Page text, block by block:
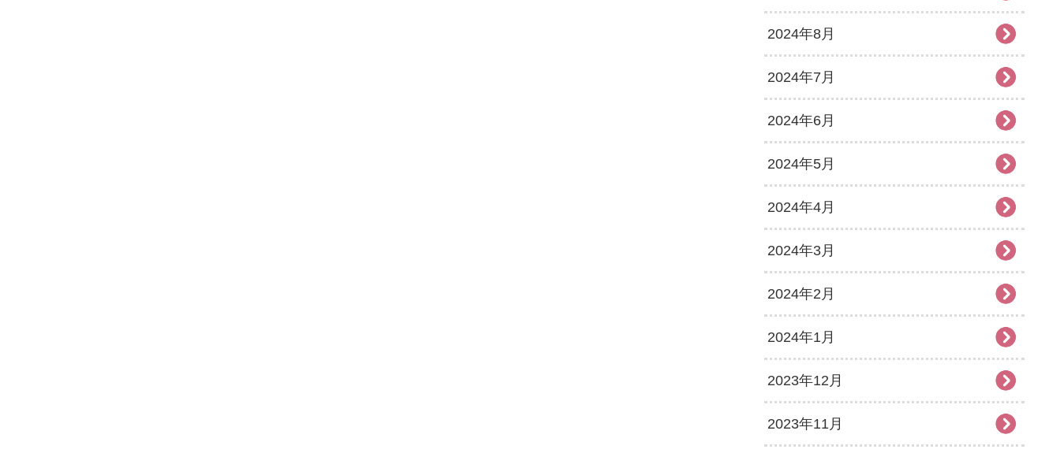
2024年8月
2024年7月
2024年6月
2024年5月
2024年4月
2024年3月
2024年2月
2024年1月
2023年12月
2023年11月